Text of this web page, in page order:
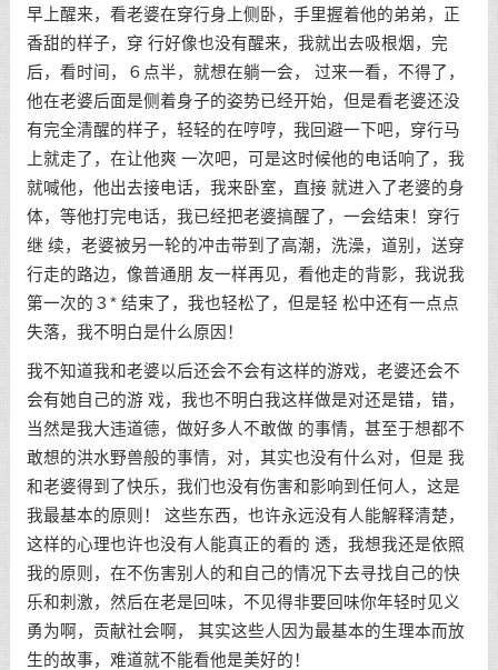
早上醒来，看老婆在穿行身上侧卧，手里握着他的弟弟，正
香甜的样子，穿 行好像也没有醒来，我就出去吸根烟，完
后，看时间，６点半，就想在躺一会， 过来一看，不得了，
他在老婆后面是侧着身子的姿势已经开始，但是看老婆还没
有完全清醒的样子，轻轻的在哼哼，我回避一下吧，穿行马
上就走了，在让他爽 一次吧，可是这时候他的电话响了，我
就喊他，他出去接电话，我来卧室，直接 就进入了老婆的身
体，等他打完电话，我已经把老婆搞醒了，一会结束！穿行
继 续，老婆被另一轮的冲击带到了高潮，洗澡，道别，送穿
行走的路边，像普通朋 友一样再见，看他走的背影，我说我
第一次的３* 结束了，我也轻松了，但是轻 松中还有一点点
失落，我不明白是什么原因！
我不知道我和老婆以后还会不会有这样的游戏，老婆还会不
会有她自己的游 戏，我也不明白我这样做是对还是错，错，
当然是我大违道德，做好多人不敢做 的事情，甚至于想都不
敢想的洪水野兽般的事情，对，其实也没有什么对，但是 我
和老婆得到了快乐，我们也没有伤害和影响到任何人，这是
我最基本的原则！ 这些东西，也许永远没有人能解释清楚，
这样的心理也许也没有人能真正的看的 透，我想我还是依照
我的原则，在不伤害别人的和自己的情况下去寻找自己的快
乐和刺激，然后在老是回味，不见得非要回味你年轻时见义
勇为啊，贡献社会啊， 其实这些人因为最基本的生理本而放
生的故事，难道就不能看他是美好的！